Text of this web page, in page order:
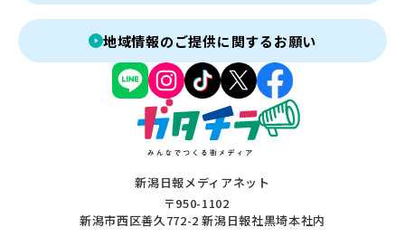
新潟日報メディアネット
〒950-1102
新潟市西区善久772-2 新潟日報社黒埼本社内
地域情報のご提供に関するお願い